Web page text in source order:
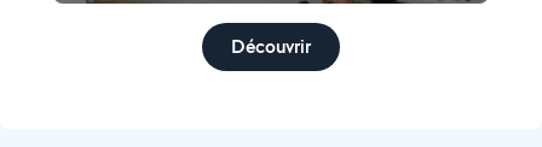
Découvrir